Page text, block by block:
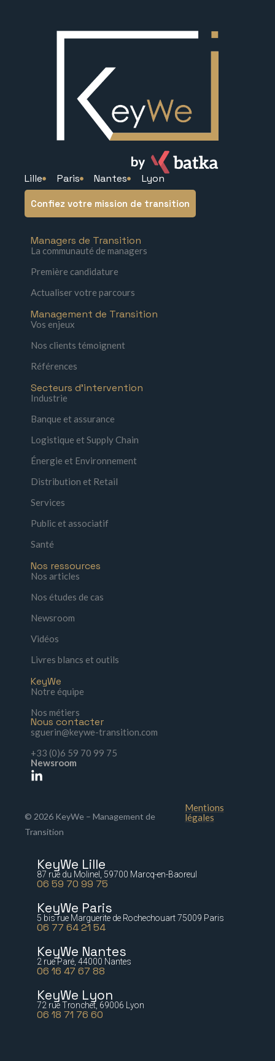
Lille Paris Nantes Lyon
Confiez votre mission de transition
Managers de Transition
La communauté de managers
Première candidature
Actualiser votre parcours
Management de Transition
Vos enjeux
Nos clients témoignent
Références
Secteurs d'intervention
Industrie
Banque et assurance
Logistique et Supply Chain
Énergie et Environnement
Distribution et Retail
Services
Public et associatif
Santé
Nos ressources
Nos articles
Nos études de cas
Newsroom
Vidéos
Livres blancs et outils
KeyWe
Notre équipe
Nos métiers
Nous contacter
sguerin@keywe-transition.com
+33 (0)6 59 70 99 75
Newsroom
© 2026 KeyWe – Management de
Transition
Mentions
légales
KeyWe Lille
87 rue du Molinel, 59700 Marcq-en-Baoreul
06 59 70 99 75
KeyWe Paris
5 bis rue Marguerite de Rochechouart 75009 Paris
06 77 64 21 54
KeyWe Nantes
2 rue Paré, 44000 Nantes
06 16 47 67 88
KeyWe Lyon
72 rue Tronchet, 69006 Lyon
06 18 71 76 60